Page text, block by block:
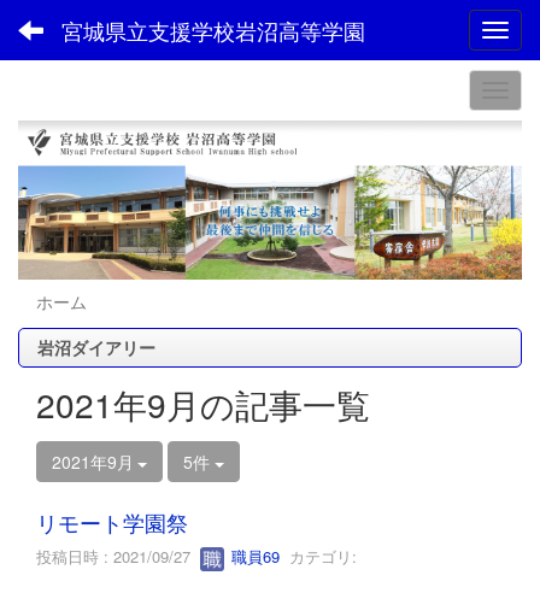
宮城県立支援学校岩沼高等学園
ホーム
岩沼ダイアリー
2021年9月の記事一覧
2021年9月 5件
リモート学園祭
投稿日時 : 2021/09/27 職員69 カテゴリ: